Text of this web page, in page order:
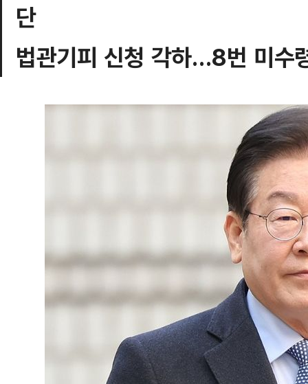
단
법관기피 신청 각하…8번 미수